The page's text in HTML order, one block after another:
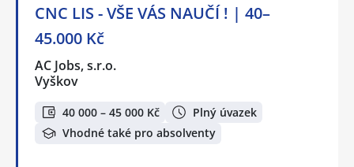
CNC LIS - VŠE VÁS NAUČÍ ! | 40–
45.000 Kč
AC Jobs, s.r.o.
Vyškov
40 000 – 45 000 Kč
Plný úvazek
Vhodné také pro absolventy